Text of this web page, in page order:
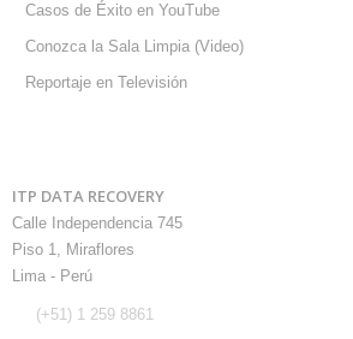
Casos de Éxito en YouTube
Conozca la Sala Limpia (Video)
Reportaje en Televisión
ITP DATA RECOVERY
Calle Independencia 745
Piso 1, Miraflores
Lima - Perú
(+51) 1 259 8861